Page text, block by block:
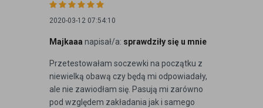
2020-03-12 07:54:10
Majkaaa napisał/a: sprawdziły się u mnie
Przetestowałam soczewki na początku z
niewielką obawą czy będą mi odpowiadały,
ale nie zawiodłam się. Pasują mi zarówno
pod względem zakładania jak i samego